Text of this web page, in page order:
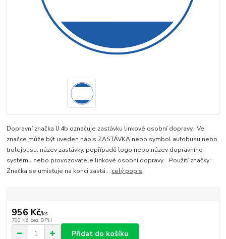
Dopravní značka IJ 4b označuje zastávku linkové osobní dopravy. Ve
značce může být uveden nápis ZASTÁVKA nebo symbol autobusu nebo
trolejbusu, název zastávky, popřípadě logo nebo název dopravního
systému nebo provozovatele linkové osobní dopravy. Použití značky:
Značka se umisťuje na konci zastá... celý popis
956 Kč/ks
790 Kč bez DPH
Přidat do košíku